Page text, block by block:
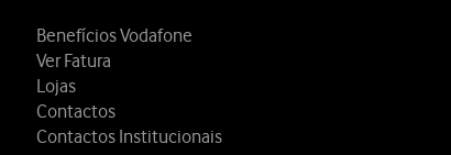
Benefícios Vodafone
Ver Fatura
Lojas
Contactos
Contactos Institucionais